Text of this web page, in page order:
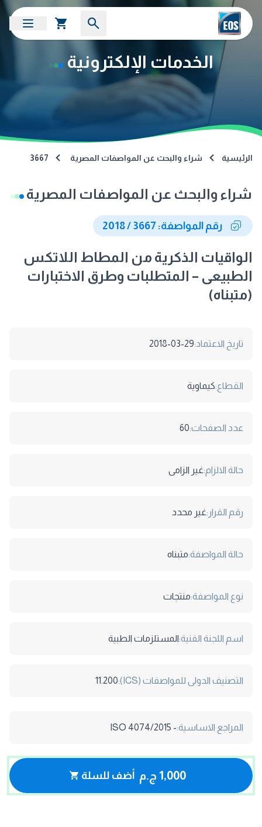
الخدمات الإلكترونية
الرئيسية شراء والبحث عن المواصفات المصرية 3667
شراء والبحث عن المواصفات المصرية
رقم المواصفة: 3667 / 2018
الواقيات الذكرية من المطاط اللاتكس
الطبيعى – المتطلبات وطرق الاختبارات
(متبناه)
تاريخ الاعتماد:2018-03-29
القطاع:كيماوية
عدد الصفحات:60
حالة الالزام:غير الزامى
رقم القرار:غير محدد
حالة المواصفة:متبناه
نوع المواصفة:منتجات
اسم اللجنة الفنية:المستلزمات الطبية
التصنيف الدولى للمواصفات (ICS): 11.200
المراجع الاساسية:- ISO 4074/2015
1,000 ج.م أضف للسلة